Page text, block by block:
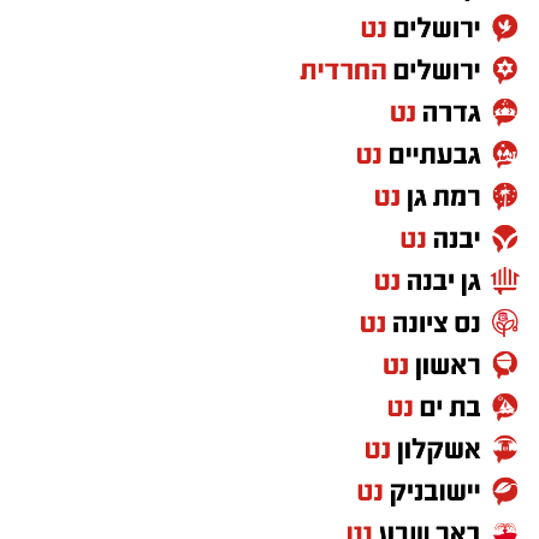
ואז אני שואלת את עצמי שאלה פשוטה.
האם כולנו באמת נושאים באותה אחריות
למדינה?
אני לא כותבת מתוך שנאה. אני גם לא מאמינה
שאפשר לשפוט ציבור שלם על פי מעשיהם או
אמירותיהם של חלק ממנהיגיו. יש חרדים
שמתגייסים, עובדים ומתנדבים, ויש גם מי
שמתנגדים לכך. אבל דווקא משום שמדובר בסוגיה
כל כך רגישה, אסור להפסיק לדבר עליה.
כשאני משלמת מסים, כמו מיליוני אזרחים אחרים,
אני מצפה לדעת שהכסף הציבורי מתחלק באופן
הוגן ומשרת את כלל אזרחי המדינה. לכן הוויכוח על
תקציבים לחינוך, לישיבות, לרשויות ולמשרדי